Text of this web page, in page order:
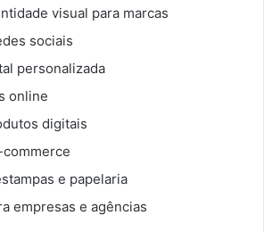
visual para marcas
sociais
personalizada
online
digitais
e papelaria
empresas e agências